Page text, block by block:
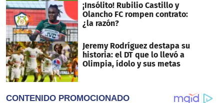
¡Insólito! Rubilio Castillo y
Olancho FC rompen contrato:
¿la razón?
Jeremy Rodríguez destapa su
historia: el DT que lo llevó a
Olimpia, ídolo y sus metas